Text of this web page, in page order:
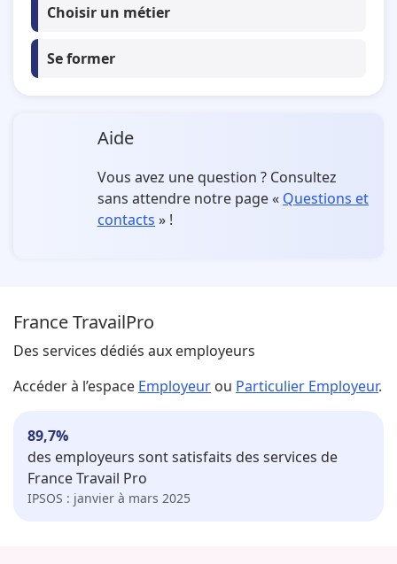
Choisir un métier
Se former
Aide
Vous avez une question ? Consultez
sans attendre notre page « Questions et
contacts » !
France TravailPro
Des services dédiés aux employeurs
Accéder à l’espace Employeur ou Particulier Employeur.
89,7%
des employeurs sont satisfaits des services de
France Travail Pro
IPSOS : janvier à mars 2025